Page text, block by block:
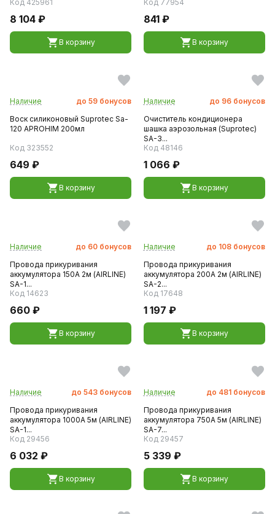
Код 425961
8 104 ₽
В корзину
Код 77954
841 ₽
В корзину
Наличие до 59 бонусов
Воск силиконовый Suprotec Sa-
120 APROHIM 200мл
Код 323552
649 ₽
В корзину
Наличие до 96 бонусов
Очиститель кондиционера
шашка аэрозольная (Suprotec)
SA-3...
Код 48146
1 066 ₽
В корзину
Наличие до 60 бонусов
Провода прикуривания
аккумулятора 150А 2м (AIRLINE)
SA-1...
Код 14623
660 ₽
В корзину
Наличие до 108 бонусов
Провода прикуривания
аккумулятора 200А 2м (AIRLINE)
SA-2...
Код 17648
1 197 ₽
В корзину
Наличие до 543 бонусов
Провода прикуривания
аккумулятора 1000А 5м (AIRLINE)
SA-1...
Код 29456
6 032 ₽
В корзину
Наличие до 481 бонусов
Провода прикуривания
аккумулятора 750А 5м (AIRLINE)
SA-7...
Код 29457
5 339 ₽
В корзину